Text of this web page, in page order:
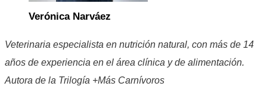
Verónica Narváez
Veterinaria especialista en nutrición natural, con más de 14
años de experiencia en el área clínica y de alimentación.
Autora de la Trilogía +Más Carnívoros